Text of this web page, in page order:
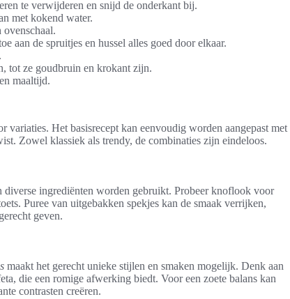
te verwijderen en snijd de onderkant bij.
met kokend water.
ovenschaal.
aan de spruitjes en hussel alles goed door elkaar.
tot ze goudbruin en krokant zijn.
maaltijd.
variaties. Het basisrecept kan eenvoudig worden aangepast met
Zowel klassiek als trendy, de combinaties zijn eindeloos.
diverse ingrediënten worden gebruikt. Probeer knoflook voor
Puree van uitgebakken spekjes kan de smaak verrijken,
geven.
maakt het gerecht unieke stijlen en smaken mogelijk. Denk aan
die een romige afwerking biedt. Voor een zoete balans kan
contrasten creëren.